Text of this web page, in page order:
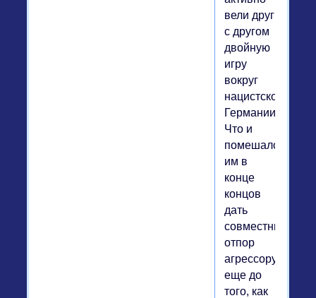
вели друг
с другом
двойную
игру
вокруг
нацистской
Германии.
Что и
помешало
им в
конце
концов
дать
совместный
отпор
агрессору
еще до
того, как